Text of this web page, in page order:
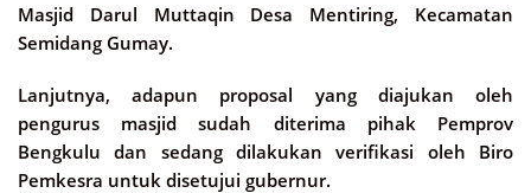
Masjid Darul Muttaqin Desa Mentiring, Kecamatan
Semidang Gumay.
Lanjutnya, adapun proposal yang diajukan oleh
pengurus masjid sudah diterima pihak Pemprov
Bengkulu dan sedang dilakukan verifikasi oleh Biro
Pemkesra untuk disetujui gubernur.